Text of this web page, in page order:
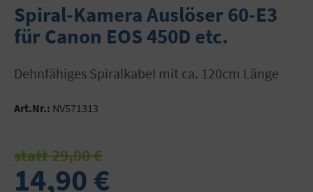
Spiral-Kamera Auslöser 60-E3
für Canon EOS 450D etc.
Dehnfähiges Spiralkabel mit ca. 120cm Länge
Art.Nr.: NV571313
statt 29,00 €
14,90 €